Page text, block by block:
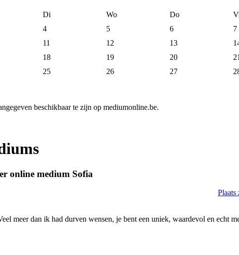
Di Wo Do
4 5 6
7
11 12 13
18 19 20
21
25 26 27
beschikbaar te zijn op mediumonline.be.
online medium Sofia
Plaats
meer dan ik had durven wensen, je bent een uniek, waardevol en echt